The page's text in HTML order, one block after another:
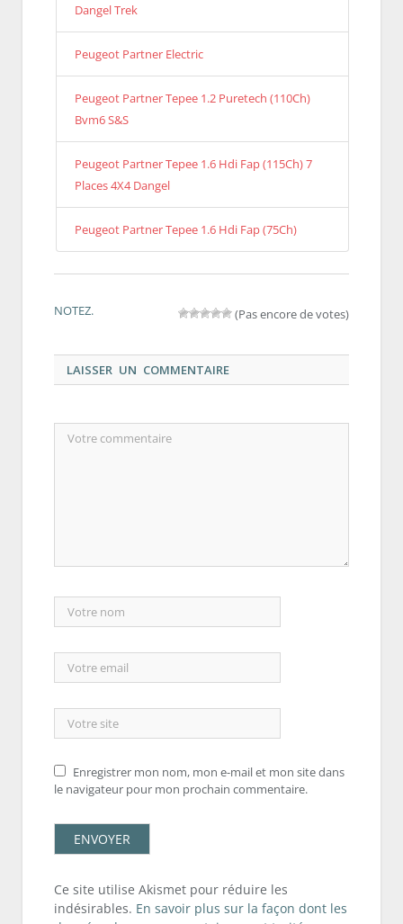
Dangel Trek
Peugeot Partner Electric
Peugeot Partner Tepee 1.2 Puretech (110Ch)
Bvm6 S&S
Peugeot Partner Tepee 1.6 Hdi Fap (115Ch) 7
Places 4X4 Dangel
Peugeot Partner Tepee 1.6 Hdi Fap (75Ch)
NOTEZ. (Pas encore de votes)
LAISSER UN COMMENTAIRE
Enregistrer mon nom, mon e-mail et mon site dans
le navigateur pour mon prochain commentaire.
Ce site utilise Akismet pour réduire les
indésirables. En savoir plus sur la façon dont les